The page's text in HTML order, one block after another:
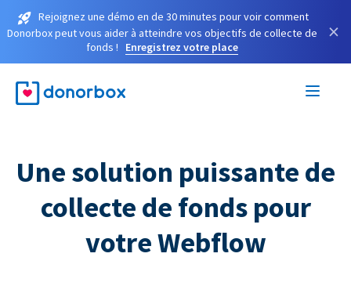
Rejoignez une démo en de 30 minutes pour voir comment
Donorbox peut vous aider à atteindre vos objectifs de collecte de
fonds !
Enregistrez votre place
×
Une solution puissante de
collecte de fonds pour
votre Webflow